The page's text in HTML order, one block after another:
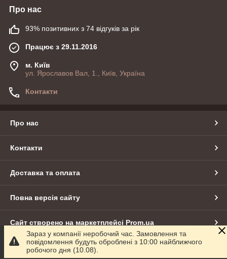
Про нас
93% позитивних з 74 відгуків за рік
Працює з 29.11.2016
м. Київ
ул. Ярославов Вал, 1., Київ, Україна
Контакти
Про нас
Контакти
Доставка та оплата
Повна версія сайту
Сайт створено на маркетплейсі Prom.ua
Політика конфіденційності
Зараз у компанії неробочий час. Замовлення та
повідомлення будуть оброблені з 10:00 найближчого
робочого дня (10.08).